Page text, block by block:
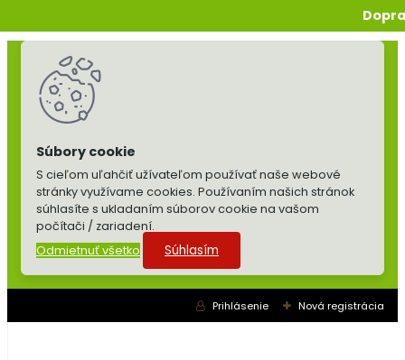
S cieľom uľahčiť užívateľom používať naše webové
stránky využívame cookies. Používaním našich stránok
súhlasíte s ukladaním súborov cookie na vašom
počítači / zariadení.
Odmietnuť všetko
Súhlasím
Prihlásenie Nová registrácia